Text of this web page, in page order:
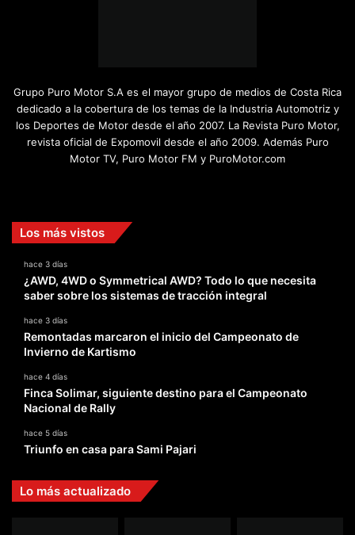
Grupo Puro Motor S.A es el mayor grupo de medios de Costa Rica
dedicado a la cobertura de los temas de la Industria Automotriz y
los Deportes de Motor desde el año 2007. La Revista Puro Motor,
revista oficial de Expomovil desde el año 2009. Además Puro
Motor TV, Puro Motor FM y PuroMotor.com
Los más vistos
hace 3 días
¿AWD, 4WD o Symmetrical AWD? Todo lo que necesita
saber sobre los sistemas de tracción integral
hace 3 días
Remontadas marcaron el inicio del Campeonato de
Invierno de Kartismo
hace 4 días
Finca Solimar, siguiente destino para el Campeonato
Nacional de Rally
hace 5 días
Triunfo en casa para Sami Pajari
Lo más actualizado